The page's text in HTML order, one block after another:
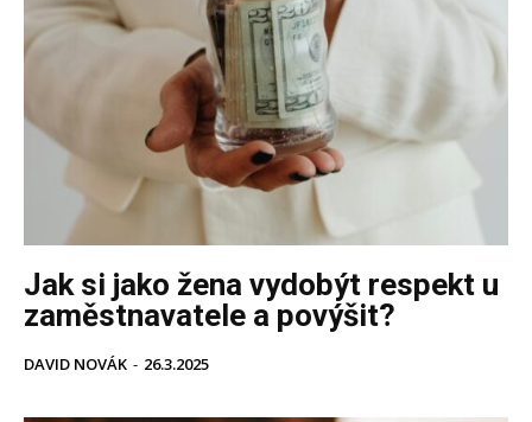
Jak si jako žena vydobýt respekt u
zaměstnavatele a povýšit?
DAVID NOVÁK - 26.3.2025